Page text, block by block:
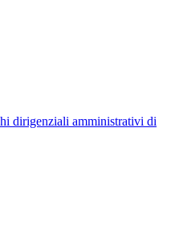
dirigenziali amministrativi di